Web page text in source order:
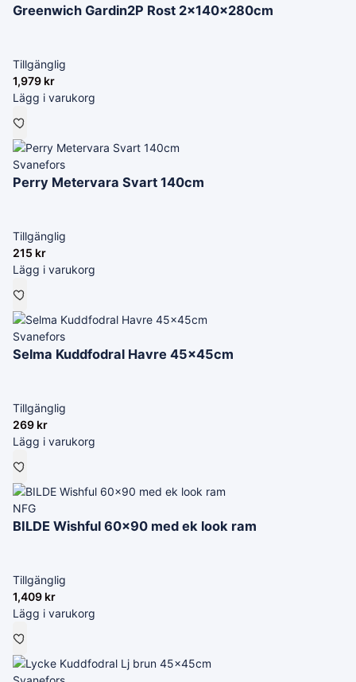
Greenwich Gardin2P Rost 2x140x280cm
Tillgänglig
1,979 kr
Lägg i varukorg
Svanefors
Perry Metervara Svart 140cm
Tillgänglig
215 kr
Lägg i varukorg
Svanefors
Selma Kuddfodral Havre 45x45cm
Tillgänglig
269 kr
Lägg i varukorg
NFG
BILDE Wishful 60x90 med ek look ram
Tillgänglig
1,409 kr
Lägg i varukorg